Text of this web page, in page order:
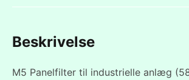
Beskrivelse
M5 Panelfilter til industrielle anlæg